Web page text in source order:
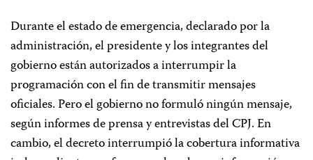
Durante el estado de emergencia, declarado por la
administración, el presidente y los integrantes del
gobierno están autorizados a interrumpir la
programación con el fin de transmitir mensajes
oficiales. Pero el gobierno no formuló ningún mensaje,
según informes de prensa y entrevistas del CPJ. En
cambio, el decreto interrumpió la cobertura informativa